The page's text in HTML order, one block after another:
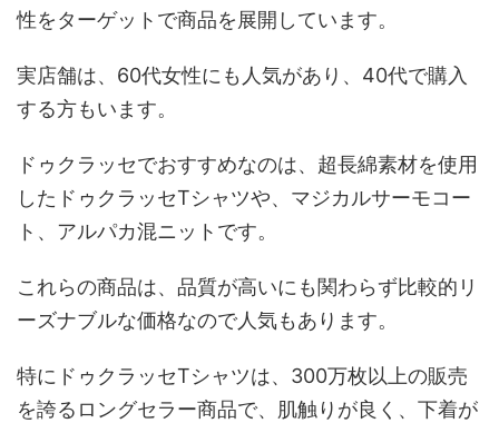
性をターゲットで商品を展開しています。
実店舗は、60代女性にも人気があり、40代で購入
する方もいます。
ドゥクラッセでおすすめなのは、超長綿素材を使用
したドゥクラッセTシャツや、マジカルサーモコー
ト、アルパカ混ニットです。
これらの商品は、品質が高いにも関わらず比較的リ
ーズナブルな価格なので人気もあります。
特にドゥクラッセTシャツは、300万枚以上の販売
を誇るロングセラー商品で、肌触りが良く、下着が